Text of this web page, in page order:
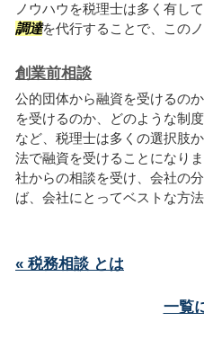
ノウハウを税理士は多く有し
調達を代行することで、この
創業前相談
公的団体から融資を受けるの
を受けるのか、どのような制
など、税理士は多くの選択肢
法で融資を受けることになり
社からの相談を受け、会社の
ば、会社にとってベストな方
« 税務相談 とは
一覧